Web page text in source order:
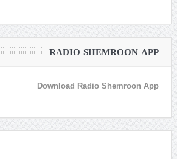
RADIO SHEMROON APP
Download Radio Shemroon App